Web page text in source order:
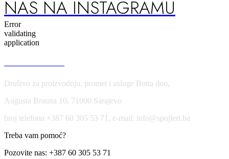
NAS NA INSTAGRAMU
Error
validating
application
Društvo za proizvodnju, promet i usluge Botta doo,
Augusta Brauna 10, 71000 Sarajevo
broj telefona +387 60 305 53 71, e-mail: info@spojleri.ba
Treba vam pomoć?
Pozovite nas: +387 60 305 53 71